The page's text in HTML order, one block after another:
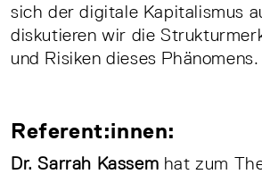
sich der digitale Kapitalismus
diskutieren wir die
und Risiken dieses Phänomens.
Referent:innen:
Dr. Sarrah Kassem hat zum